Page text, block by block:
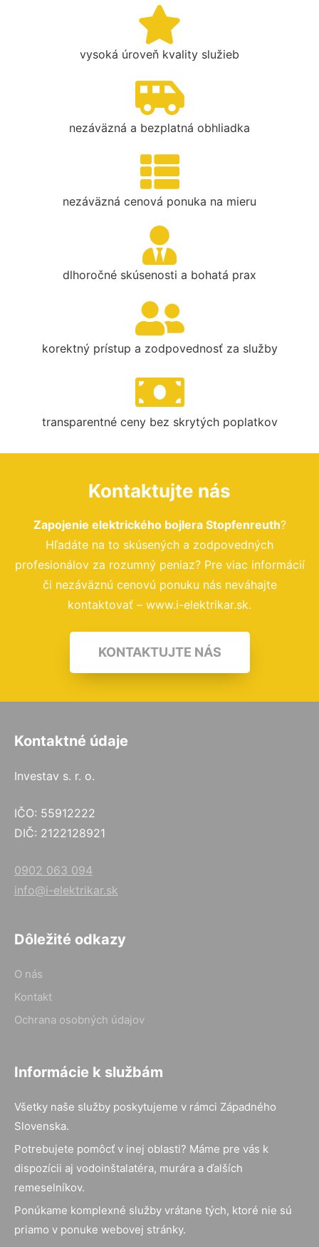
vysoká úroveň kvality služieb
nezáväzná a bezplatná obhliadka
nezáväzná cenová ponuka na mieru
dlhoročné skúsenosti a bohatá prax
korektný prístup a zodpovednosť za služby
transparentné ceny bez skrytých poplatkov
Kontaktujte nás
Zapojenie elektrického bojlera Stopfenreuth?
Hľadáte na to skúsených a zodpovedných
profesionálov za rozumný peniaz? Pre viac informácií
či nezáväznú cenovú ponuku nás neváhajte
kontaktovať – www.i-elektrikar.sk.
KONTAKTUJTE NÁS
Kontaktné údaje
Investav s. r. o.
IČO: 55912222
DIČ: 2122128921
0902 063 094
info@i-elektrikar.sk
Dôležité odkazy
O nás
Kontakt
Ochrana osobných údajov
Informácie k službám
Všetky naše služby poskytujeme v rámci Západného
Slovenska.
Potrebujete pomôcť v inej oblasti? Máme pre vás k
dispozícii aj vodoinštalatéra, murára a ďalších
remeselníkov.
Ponúkame komplexné služby vrátane tých, ktoré nie sú
priamo v ponuke webovej stránky.